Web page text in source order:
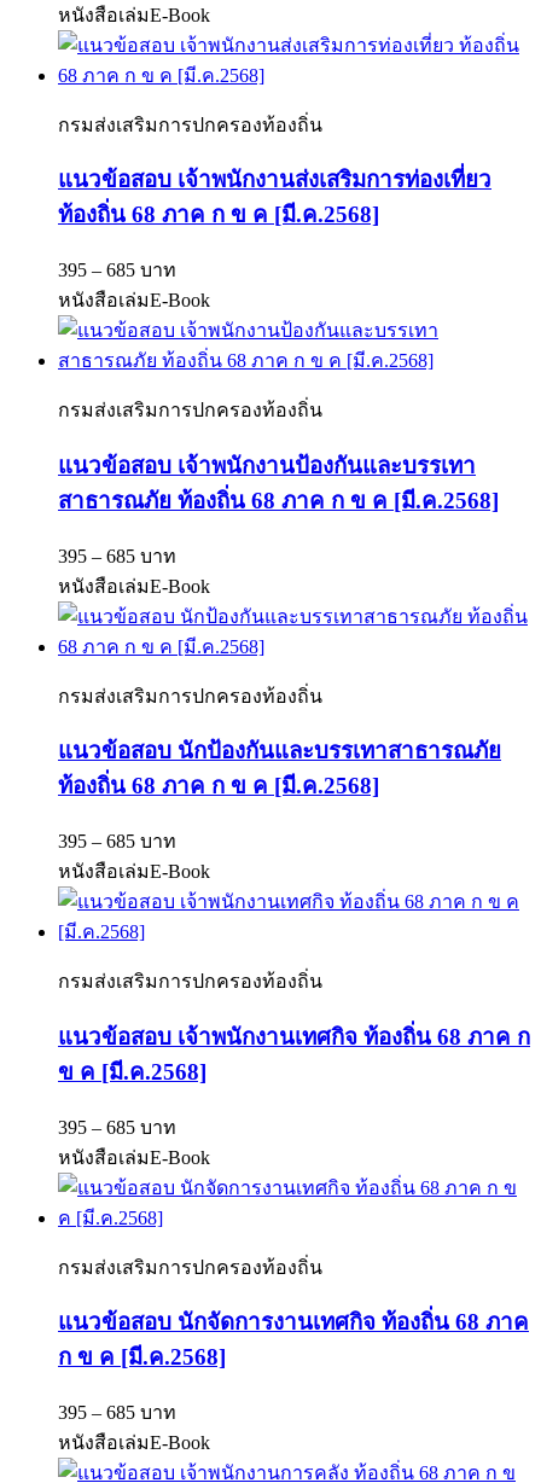
หนังสือเล่มE-Book
กรมส่งเสริมการปกครองท้องถิ่น
แนวข้อสอบ เจ้าพนักงานส่งเสริมการท่องเที่ยว
ท้องถิ่น 68 ภาค ก ข ค [มี.ค.2568]
395 – 685 บาท
หนังสือเล่มE-Book
กรมส่งเสริมการปกครองท้องถิ่น
แนวข้อสอบ เจ้าพนักงานป้องกันและบรรเทา
สาธารณภัย ท้องถิ่น 68 ภาค ก ข ค [มี.ค.2568]
395 – 685 บาท
หนังสือเล่มE-Book
กรมส่งเสริมการปกครองท้องถิ่น
แนวข้อสอบ นักป้องกันและบรรเทาสาธารณภัย
ท้องถิ่น 68 ภาค ก ข ค [มี.ค.2568]
395 – 685 บาท
หนังสือเล่มE-Book
กรมส่งเสริมการปกครองท้องถิ่น
แนวข้อสอบ เจ้าพนักงานเทศกิจ ท้องถิ่น 68 ภาค ก
ข ค [มี.ค.2568]
395 – 685 บาท
หนังสือเล่มE-Book
กรมส่งเสริมการปกครองท้องถิ่น
แนวข้อสอบ นักจัดการงานเทศกิจ ท้องถิ่น 68 ภาค
ก ข ค [มี.ค.2568]
395 – 685 บาท
หนังสือเล่มE-Book